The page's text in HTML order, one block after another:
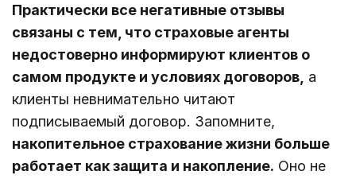
Практически все негативные отзывы
связаны с тем, что страховые агенты
недостоверно информируют клиентов о
самом продукте и условиях договоров, а
клиенты невнимательно читают
подписываемый договор. Запомните,
накопительное страхование жизни больше
работает как защита и накопление. Оно не